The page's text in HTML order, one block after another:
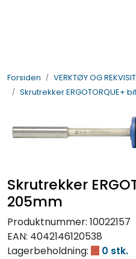
Forsiden VERKTØY OG
Skrutrekker ERGOTORQUE+
Skrutrekker
205mm
Produktnummer: 10022157
EAN: 4042146120538
Lagerbeholdning:
0 stk.
ELEKTRISK
SIKKERHET
KONTAKT OSS
TILBUD